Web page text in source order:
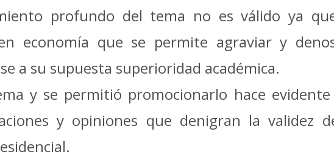
profundo del tema no es válido ya
economía que se permite agraviar y
a su supuesta superioridad académica.
y se permitió promocionarlo hace
y opiniones que denigran la validez